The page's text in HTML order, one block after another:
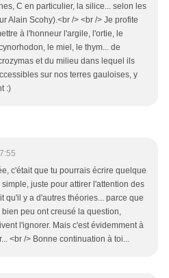
C en particulier, la silice... selon les
Alain Scohy).<br /> <br /> Je profite
à l'honneur l'argile, l'ortie, le
le miel, le thym... de
et du milieu dans lequel ils
sur nos terres gauloises, y
:)
c'était que tu pourrais écrire quelque
juste pour attirer l'attention des
qu'il y a d'autres théories... parce que
peu ont creusé la question,
l'ignorer. Mais c'est évidemment à
<br /> Bonne continuation à toi...